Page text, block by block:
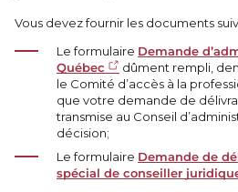
Vous devez fournir les documents
Le formulaire Demande
Québec
dûment rempli,
le Comité d’accès à la
que votre demande de
transmise au Conseil
décision;
Le formulaire Demande de
spécial de conseiller